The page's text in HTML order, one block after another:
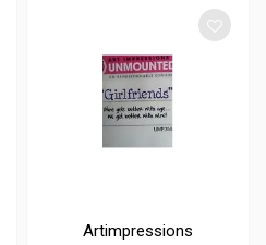
Artimpressions